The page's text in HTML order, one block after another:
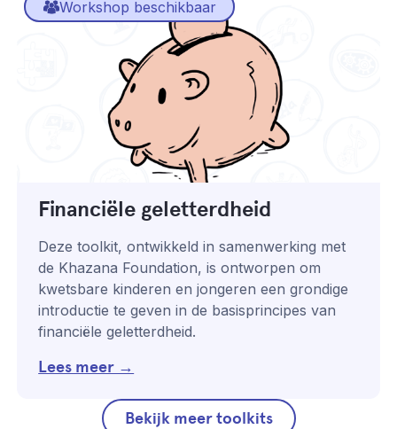
Workshop beschikbaar
Financiële geletterdheid
Deze toolkit, ontwikkeld in samenwerking met
de Khazana Foundation, is ontworpen om
kwetsbare kinderen en jongeren een grondige
introductie te geven in de basisprincipes van
financiële geletterdheid.
Lees meer →
Bekijk meer toolkits